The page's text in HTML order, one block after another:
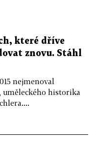
které dříve
znovu. Stáhl
nejmenoval
uměleckého historika